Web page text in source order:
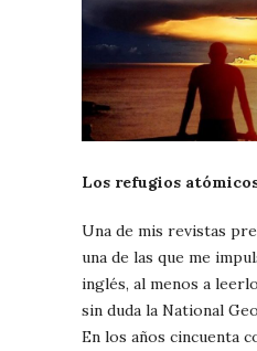
Los refugios
Una de mis revistas
una de las que me
inglés, al menos a
sin duda la National
En los años cincuenta